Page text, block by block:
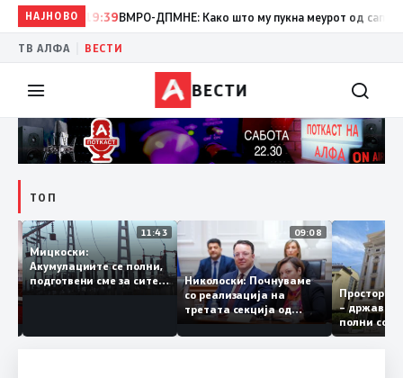
НАЈНОВО19:39ВМРО-ДПМНЕ: Како што му пукна меурот од сапуница
ТВ АЛФА ВЕСТИ
ВЕСТИ
ТОП
11:43
Мицкоски:
Акумулациите се полни,
подготвени сме за сите
ризици, не размислување
09:08
Николоски: Почнуваме
со реализација на
третата секција од
железничкиот Коридор
8, Македонија станува
Простор
–
полни со